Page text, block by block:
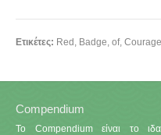
Ετικέτες: Red , Badge, of, Courage
Compendium
Το Compendium είναι το